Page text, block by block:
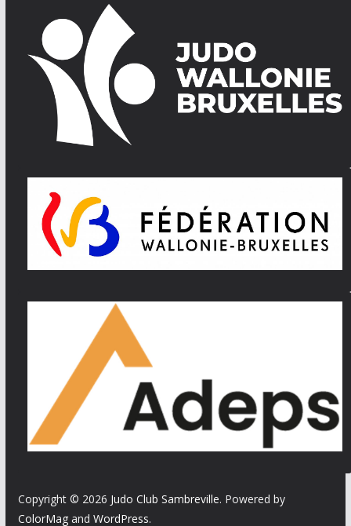
Copyright © 2026 Judo Club Sambreville. Powered by
ColorMagand WordPress.